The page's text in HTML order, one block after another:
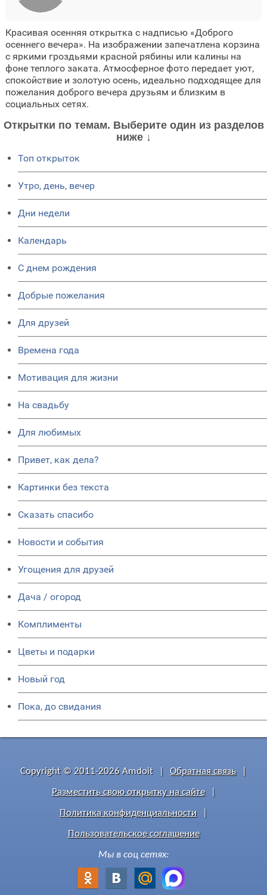
Красивая осенняя открытка с надписью «Доброго
осеннего вечера». На изображении запечатлена корзина
с яркими гроздьями красной рябины или калины на
фоне теплого заката. Атмосферное фото передает уют,
спокойствие и золотую осень, идеально подходящее для
пожелания доброго вечера друзьям и близким в
социальных сетях.
Открытки по темам. Выберите один из разделов
ниже ↓
Топ открыток
Утро, день, вечер
Дни недели
Календарь
C днем рождения
Добрые пожелания
Для друзей
Времена года
Мотивация для жизни
На свадьбу
Для любимых
Привет, как дела?
Картинки без текста
Сказать спасибо
Новости и события
Угощения для друзей
Дача / огород
Комплименты
Цветы и подарки
Новый год
Пока, до свидания
Copyright © 2011-2026 Amdoit Обратная связь
Разместить свою открытку на сайте
Политика конфиденциальности
Пользовательское соглашение
Мы в соц сетях: